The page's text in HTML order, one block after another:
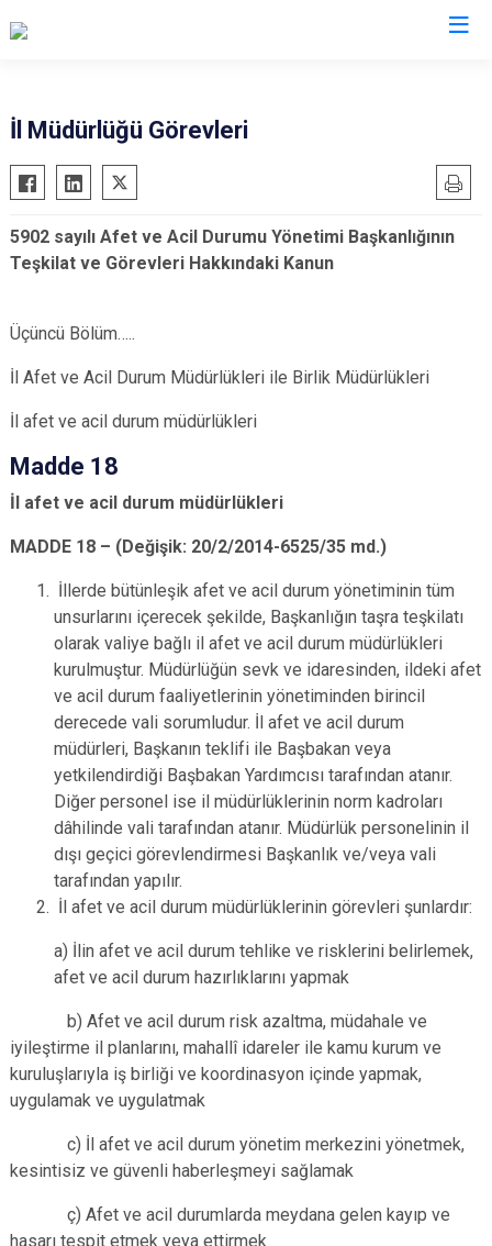
İl Müdürlüğü Görevleri
5902 sayılı Afet ve Acil Durumu Yönetimi Başkanlığının
Teşkilat ve Görevleri Hakkındaki Kanun
Üçüncü Bölüm…..
İl Afet ve Acil Durum Müdürlükleri ile Birlik Müdürlükleri
İl afet ve acil durum müdürlükleri
Madde 18
İl afet ve acil durum müdürlükleri
MADDE 18 – (Değişik: 20/2/2014-6525/35 md.)
İllerde bütünleşik afet ve acil durum yönetiminin tüm
unsurlarını içerecek şekilde, Başkanlığın taşra teşkilatı
olarak valiye bağlı il afet ve acil durum müdürlükleri
kurulmuştur. Müdürlüğün sevk ve idaresinden, ildeki afet
ve acil durum faaliyetlerinin yönetiminden birincil
derecede vali sorumludur. İl afet ve acil durum
müdürleri, Başkanın teklifi ile Başbakan veya
yetkilendirdiği Başbakan Yardımcısı tarafından atanır.
Diğer personel ise il müdürlüklerinin norm kadroları
dâhilinde vali tarafından atanır. Müdürlük personelinin il
dışı geçici görevlendirmesi Başkanlık ve/veya vali
tarafından yapılır.
İl afet ve acil durum müdürlüklerinin görevleri şunlardır:
a) İlin afet ve acil durum tehlike ve risklerini belirlemek,
afet ve acil durum hazırlıklarını yapmak
b) Afet ve acil durum risk azaltma, müdahale ve
iyileştirme il planlarını, mahallî idareler ile kamu kurum ve
kuruluşlarıyla iş birliği ve koordinasyon içinde yapmak,
uygulamak ve uygulatmak
c) İl afet ve acil durum yönetim merkezini yönetmek,
kesintisiz ve güvenli haberleşmeyi sağlamak
ç) Afet ve acil durumlarda meydana gelen kayıp ve
hasarı tespit etmek veya ettirmek